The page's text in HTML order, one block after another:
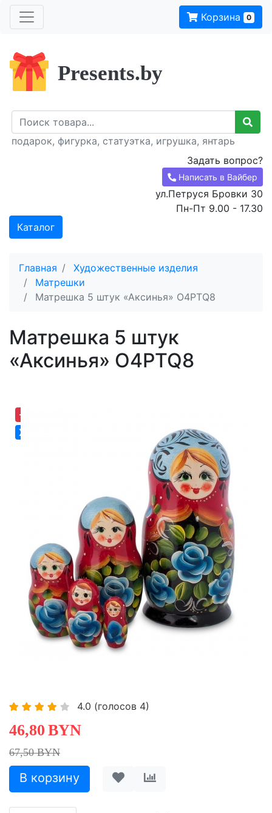
Корзина 0
Presents.by
подарок, фигурка, статуэтка, игрушка, янтарь
Задать вопрос?
Написать в Вайбер
ул.Петруся Бровки 30
Пн-Пт 9.00 - 17.30
Каталог
Главная
Художественные изделия
Матрешки
Матрешка 5 штук «Аксинья» O4PTQ8
Матрешка 5 штук
«Аксинья» O4PTQ8
-30,67%
Хит
Хит
4.0 (голосов 4)
46,80 BYN
67,50 BYN